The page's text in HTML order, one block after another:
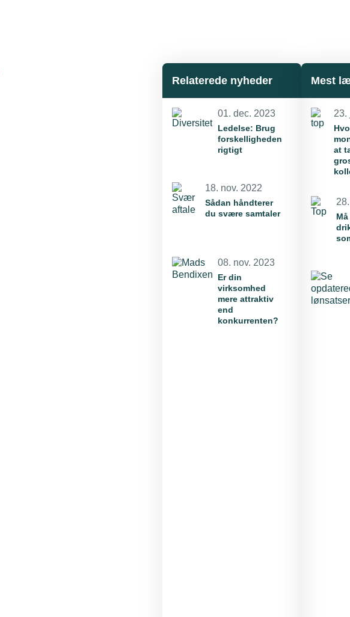
Relaterede nyheder
01. dec. 2023
Ledelse: Brug
forskelligheden
rigtigt
18. nov. 2022
Sådan håndterer
du svære samtaler
08. nov. 2023
Er din
virksomhed
mere attraktiv
end
konkurrenten?
Mest
23.
at